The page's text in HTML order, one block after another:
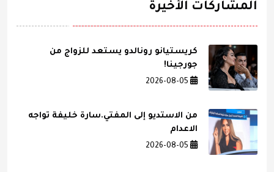
المشاركات الأخيرة
كريستيانو رونالدو يستعد للزواج من
جورجينا!
من الاستديو إلى المفتي.سارة خليفة تواجه
الاعدام